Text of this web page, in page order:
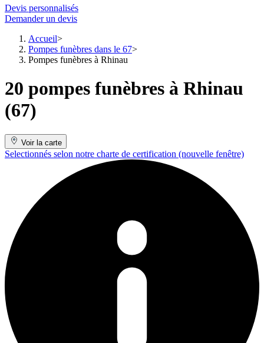
Devis personnalisés
Demander un devis
Accueil
Pompes funèbres dans le 67
Pompes funèbres à Rhinau
20 pompes funèbres à Rhinau
(67)
Voir la carte
Selectionnés selon notre charte de certification (nouvelle fenêtre)